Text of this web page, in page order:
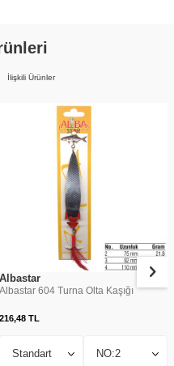
İlişkili Ürünler
Albastar
Albastar 604 Turna Olta Kaşığı
216,48TL